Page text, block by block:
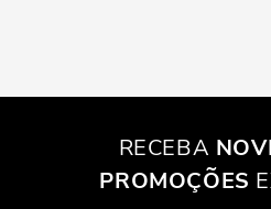
RECEBA
PROMOÇÕES